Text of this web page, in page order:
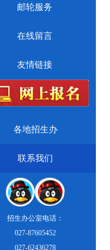
邮轮服务
在线留言
友情链接
各地招生办
联系我们
招生办公室电话：
027-87605452
027-62436278